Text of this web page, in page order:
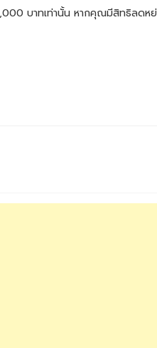
บาทเท่านั้น หากคุณมีสิทธิลด